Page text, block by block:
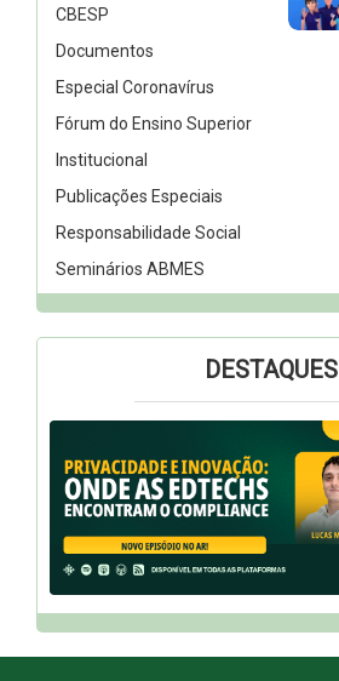
CBESP
Documentos
Especial Coronavírus
Fórum do Ensino Superior
Institucional
Publicações Especiais
Responsabilidade Social
Seminários ABMES
DESTAQUES